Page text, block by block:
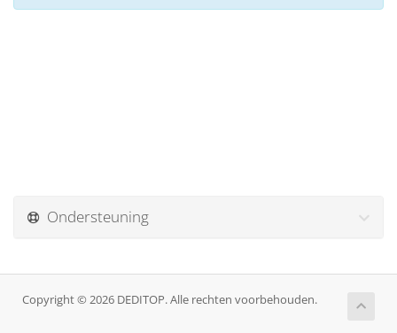
Ondersteuning
Copyright © 2026 DEDITOP. Alle rechten voorbehouden.